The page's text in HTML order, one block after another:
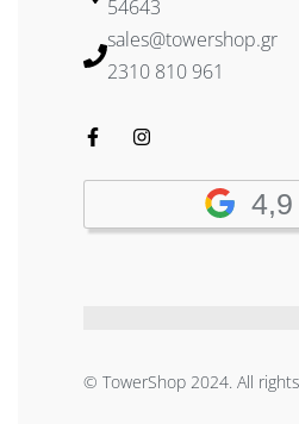
54643
sales@towershop.gr
2310 810 961
4,9
© TowerShop 2024. All